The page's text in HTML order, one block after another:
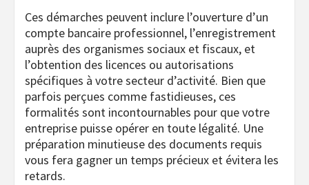
Ces démarches peuvent inclure l’ouverture d’un
compte bancaire professionnel, l’enregistrement
auprès des organismes sociaux et fiscaux, et
l’obtention des licences ou autorisations
spécifiques à votre secteur d’activité. Bien que
parfois perçues comme fastidieuses, ces
formalités sont incontournables pour que votre
entreprise puisse opérer en toute légalité. Une
préparation minutieuse des documents requis
vous fera gagner un temps précieux et évitera les
retards.